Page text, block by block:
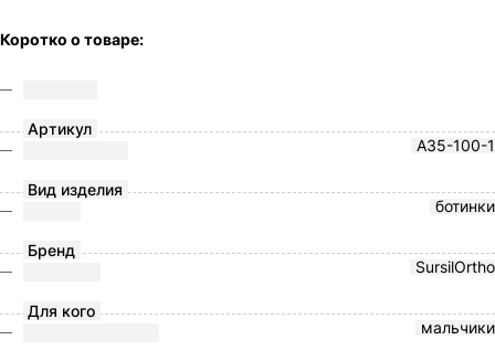
Коротко о товаре:
Артикул
A35-100-1
Вид изделия
ботинки
Бренд
SursilOrtho
Для кого
мальчики